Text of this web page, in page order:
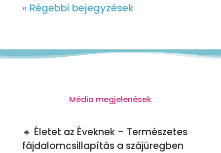
« Régebbi bejegyzések
Média megjelenések
🔹 Életet az Éveknek – Természetes
fájdalomcsillapítás a szájüregben